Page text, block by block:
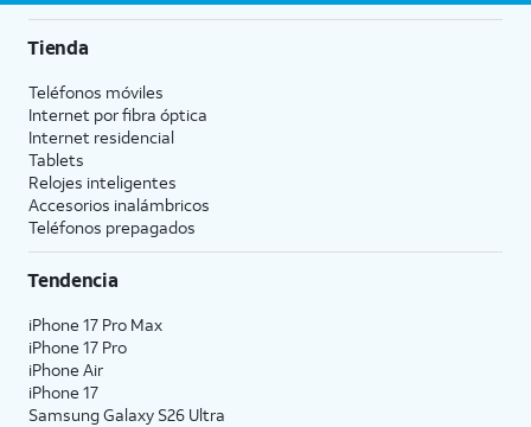
Tienda
Teléfonos móviles
Internet por fibra óptica
Internet residencial
Tablets
Relojes inteligentes
Accesorios inalámbricos
Teléfonos prepagados
Tendencia
iPhone 17 Pro Max
iPhone 17 Pro
iPhone Air
iPhone 17
Samsung Galaxy S26 Ultra